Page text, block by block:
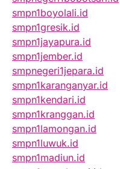
smpn1boyolali.id
smpn1gresik.id
smpn1jayapura.id
smpn1jember.id
smpnegeri1jepara.id
smpn1karanganyar.id
smpn1kendari.id
smpn1kranggan.id
smpn1lamongan.id
smpn1luwuk.id
smpn1madiun.id